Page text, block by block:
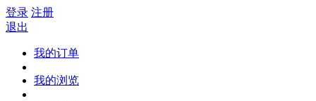
登录 注册
退出
我的订单
我的浏览